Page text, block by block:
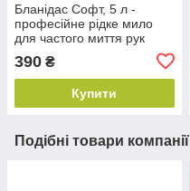
Бланідас Софт, 5 л -
професійне рідке мило
для частого миття рук
390 ₴
Купити
Подібні товари компанії